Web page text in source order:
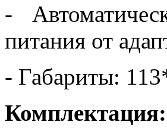
-
питания от
- Габариты:
Комплектация: